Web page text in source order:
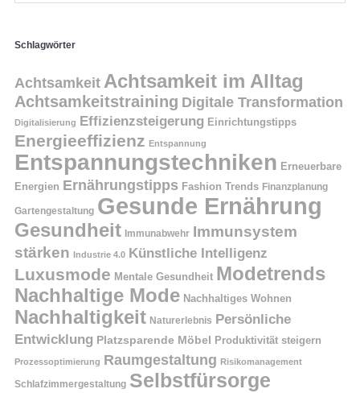
Schlagwörter
Achtsamkeit Achtsamkeit im Alltag
Achtsamkeitstraining Digitale Transformation
Digitalisierung Effizienzsteigerung Einrichtungstipps
Energieeffizienz Entspannung
Entspannungstechniken Erneuerbare
Energien Ernährungstipps Fashion Trends Finanzplanung
Gartengestaltung Gesunde Ernährung
Gesundheit Immunabwehr Immunsystem
stärken Industrie 4.0 Künstliche Intelligenz
Luxusmode Mentale Gesundheit Modetrends
Nachhaltige Mode Nachhaltiges Wohnen
Nachhaltigkeit Naturerlebnis Persönliche
Entwicklung Platzsparende Möbel Produktivität steigern
Prozessoptimierung Raumgestaltung Risikomanagement
Schlafzimmergestaltung Selbstfürsorge